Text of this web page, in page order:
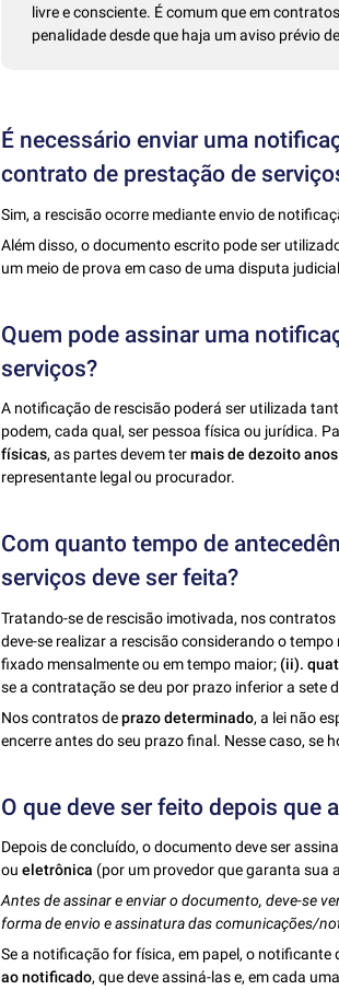
livre e consciente. É comum que em
penalidade desde que haja um aviso prévio
É necessário enviar uma
contrato de prestação de
Sim, a rescisão ocorre mediante envio de
Além disso, o documento escrito pode ser
um meio de prova em caso de uma disputa
Quem pode assinar uma
serviços?
A notificação de rescisão poderá ser utilizada
podem, cada qual, ser pessoa física ou jurídica.
físicas, as partes devem termais de dezoito anos
representante legal ou procurador.
Com quanto tempo de
serviços deve ser feita?
Tratando-se de rescisão imotivada, nos
deve-se realizar a rescisão considerando o
fixado mensalmente ou em tempo maior;(ii).
se a contratação se deu por prazo inferior a sete
Nos contratos deprazo determinado, a lei não
encerre antes do seu prazo final. Nesse caso, se
O que deve ser feito depois que
Depois de concluído, o documento deve ser
oueletrônica (por um provedor que garanta sua
Antes de assinar e enviar o documento, deve-se
forma de envio e assinatura das comunicações/
Se a notificação for física, em papel, o notificante
ao notificado, que deve assiná-las e, em cada